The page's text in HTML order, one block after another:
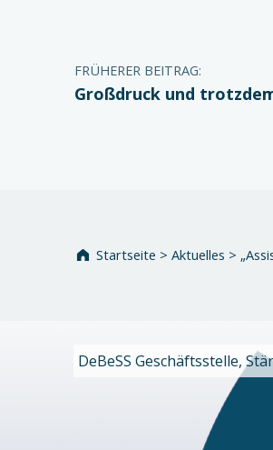
FRÜHERER BEITRAG:
Großdruck und
Startseite > Aktuelles >
DeBeSS Geschäftsstelle,